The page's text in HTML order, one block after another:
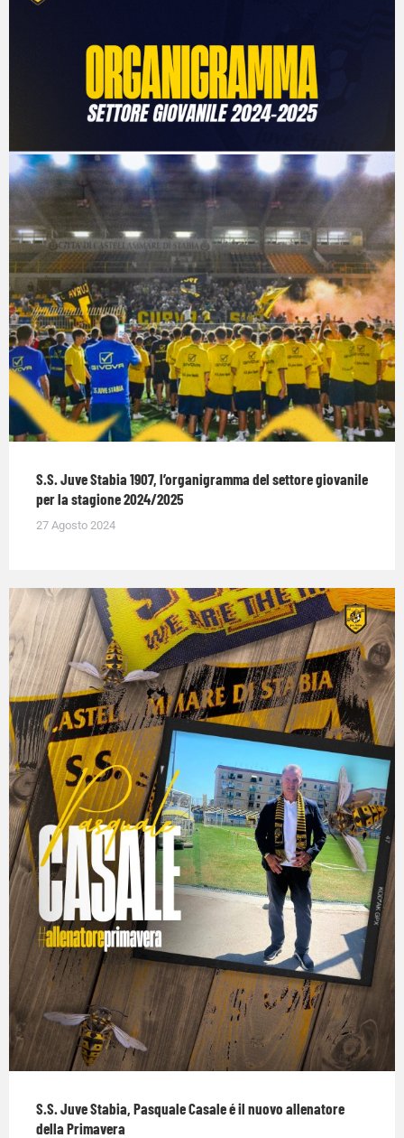
S.S. Juve Stabia 1907, l’organigramma del settore giovanile
per la stagione 2024/2025
27 Agosto 2024
S.S. Juve Stabia, Pasquale Casale é il nuovo allenatore
della Primavera